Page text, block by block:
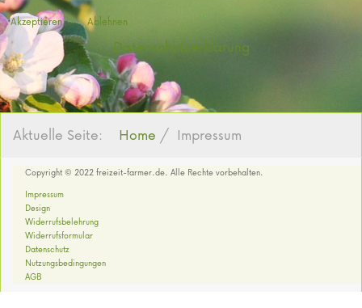
Aktuelle Seite: Home Impressum
Copyright © 2022 freizeit-farmer.de. Alle Rechte vorbehalten.
Impressum
Design
Widerrufsbelehrung
Widerrufsformular
Datenschutz
Nutzungsbedingungen
AGB
Akzeptieren Ablehnen
Datenschutzerklärung